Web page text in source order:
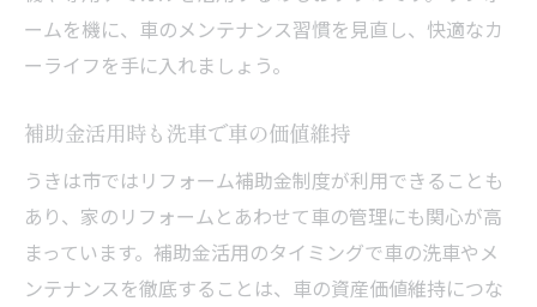
ームを機に、車のメンテナンス習慣を見直し、快適なカ
ーライフを手に入れましょう。
補助金活用時も洗車で車の価値維持
うきは市ではリフォーム補助金制度が利用できることも
あり、家のリフォームとあわせて車の管理にも関心が高
まっています。補助金活用のタイミングで車の洗車やメ
ンテナンスを徹底することは、車の資産価値維持につな